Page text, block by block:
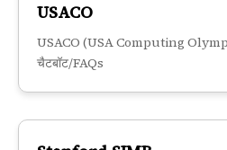
USACO
USACO (USA Computing
चैटबॉट/FAQs